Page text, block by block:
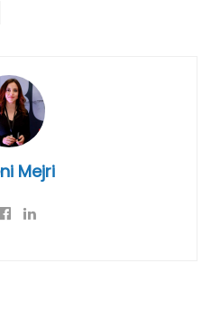
Mejri